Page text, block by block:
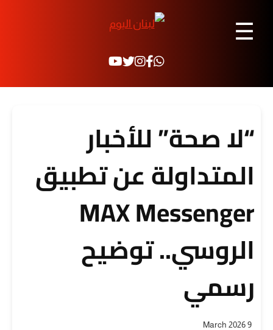
☰
“لا صحة” للأخبار
المتداولة عن تطبيق
MAX Messenger
الروسي.. توضيح
رسمي
9 March 2026